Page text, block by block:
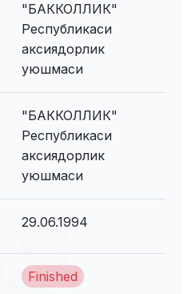
"БАККОЛЛИК"
Республикаси
аксиядорлик
уюшмаси
"БАККОЛЛИК"
Республикаси
аксиядорлик
уюшмаси
29.06.1994
Finished